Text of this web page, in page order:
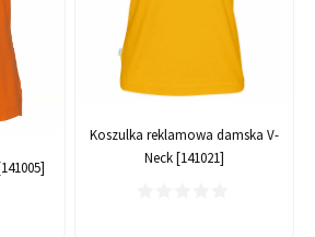
Koszulka reklamowa damska V-
Neck [141021]